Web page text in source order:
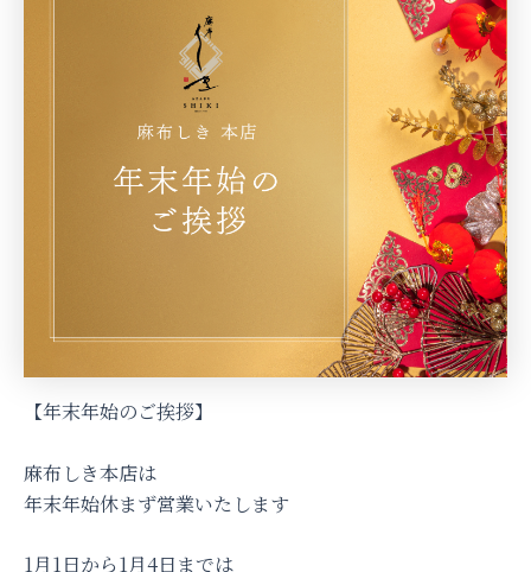
【年末年始のご挨拶】
麻布しき本店は
年末年始休まず営業いたします
1月1日から1月4日までは